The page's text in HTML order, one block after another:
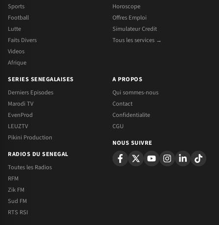
Sports
Football
Lutte
Faits Divers
Videos
Afrique
Horoscope
Offres Emploi
Simulateur Credit
Tous les services →
SERIES SENEGALAISES
Derniers Episodes
Marodi TV
EvenProd
LEUZTV
Pikini Production
RADIOS DU SENEGAL
Toutes les Radios
RFM
Zik FM
Sud FM
RTS RSI
A PROPOS
Qui sommes-nous
Contact
Confidentialite
CGU
NOUS SUIVRE